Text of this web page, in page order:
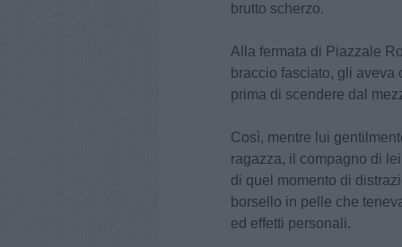
brutto scherzo.
Alla fermata di Piazzale
braccio fasciato, gli
prima di scendere dal
Così, mentre lui
ragazza, il compagno di
di quel momento di
borsello in pelle che
ed effetti personali.